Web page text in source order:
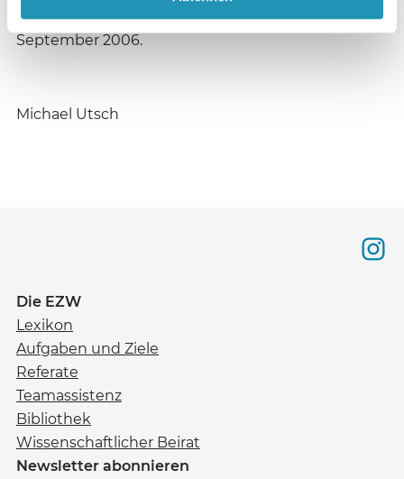
Mail: ewe@eaberlin.de. Anmeldeschluss ist der 8.
September 2006.
Michael Utsch
Die EZW
Lexikon
Aufgaben und Ziele
Referate
Teamassistenz
Bibliothek
Wissenschaftlicher Beirat
Newsletter abonnieren